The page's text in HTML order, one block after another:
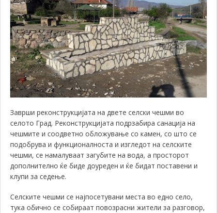
Заврши реконструкцијата на двете селски чешми во
селото Град. Реконструкцијата подрзабира санација на
чешмите и соодветно обложување со камен, со што се
подобрува и функционалноста и изгледот на селските
чешми, се намалуваат загубите на вода, а просторот
дополнително ќе биде доуреден и ќе бидат поставени и
клупи за седење.
Селските чешми се најпосетувани места во едно село,
тука обично се собираат повозрасни жители за разговор,